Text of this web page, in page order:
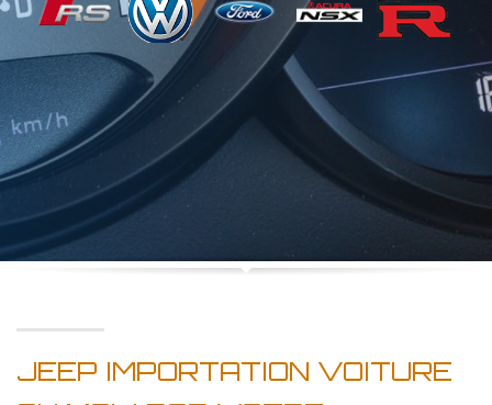
JEEP IMPORTATION VOITURE